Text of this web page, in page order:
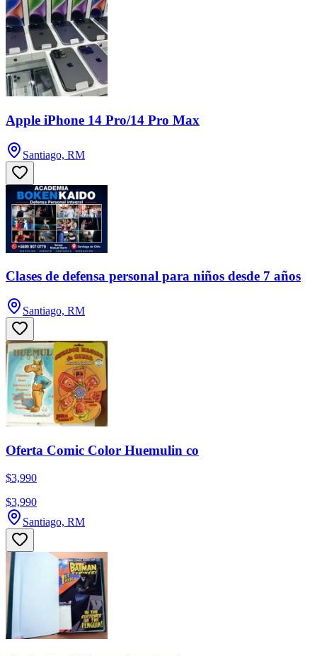
Apple iPhone 14 Pro/14 Pro Max
Santiago, RM
Clases de defensa personal para niños desde 7 años
Santiago, RM
Oferta Comic Color Huemulin co
$3,990
$3,990
Santiago, RM